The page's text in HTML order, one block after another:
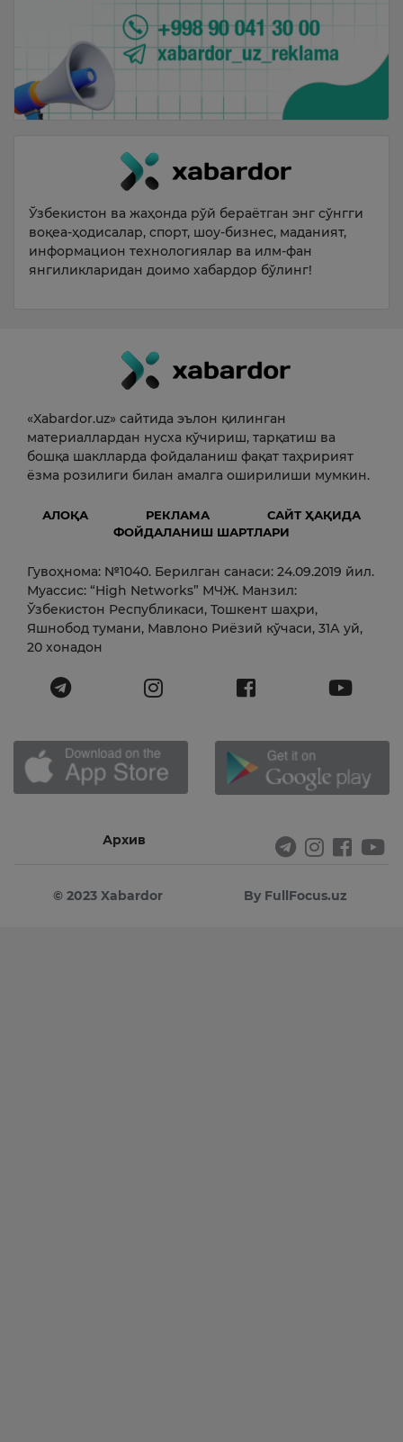
Ўзбекистон ва жаҳонда рўй бераётган энг сўнгги
воқеа-ҳодисалар, спорт, шоу-бизнес, маданият,
информацион технологиялар ва илм-фан
янгиликларидан доимо хабардор бўлинг!
«Xabardor.uz» сайтида эълон қилинган
материаллардан нусха кўчириш, тарқатиш ва
бошқа шаклларда фойдаланиш фақат таҳририят
ёзма розилиги билан амалга оширилиши мумкин.
АЛОҚА РЕКЛАМА
САЙТ ҲАҚИДА
ФОЙДАЛАНИШ ШАРТЛАРИ
Гувоҳнома: №1040. Берилган санаси: 24.09.2019 йил.
Муассис: “High Networks” МЧЖ. Манзил:
Ўзбекистон Республикаси, Тошкент шаҳри,
Яшнобод тумани, Мавлоно Риёзий кўчаси, 31А уй,
20 хонадон
Архив
© 2023 Xabardor By FullFocus.uz